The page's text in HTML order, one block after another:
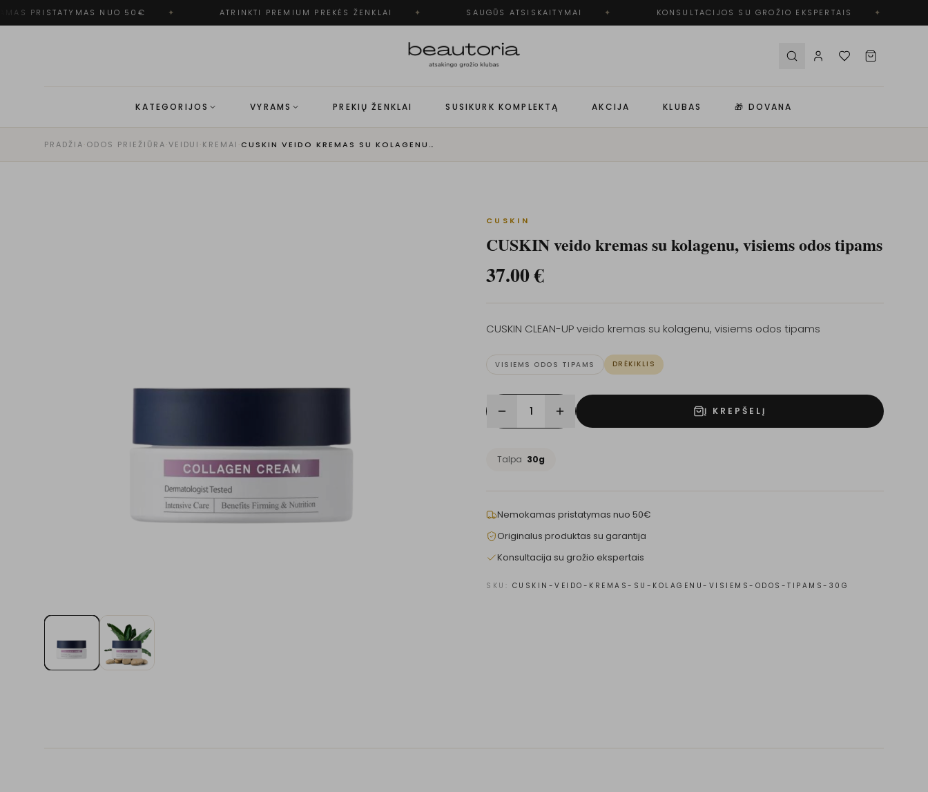
PRISTATYMAS NUO 50€ ATRINKTI PREMIUM PREKĖS ŽENKLAI SAUGŪS ATSISKAITYMAI KONSULTACIJOS SU GROŽIO EKSPERTAIS
KATEGORIJOS VYRAMS PREKIŲ ŽENKLAI SUSIKURK KOMPLEKTĄ AKCIJA KLUBAS 🎁 DOVANA
PRADŽIA·ODOS PRIEŽIŪRA·VEIDUI ·KREMAI · CUSKIN VEIDO KREMAS SU KOLAGENU, VISIEMS ODOS TIPAMS
CUSKIN
CUSKIN veido kremas su kolagenu, visiems odos tipams
37.00€
CUSKIN CLEAN-UP veido kremas su kolagenu, visiems odos tipams
VISIEMS ODOS TIPAMS DRĖKIKLIS
1 Į KREPŠELĮ
Talpa 30g
Nemokamas pristatymas nuo 50€
Originalus produktas su garantija
Konsultacija su grožio ekspertais
SKU: CUSKIN-VEIDO-KREMAS-SU-KOLAGENU-VISIEMS-ODOS-TIPAMS-30G